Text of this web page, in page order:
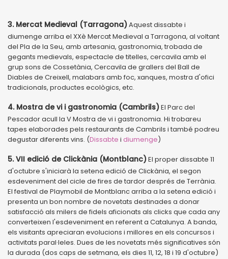
3. Mercat Medieval (Tarragona)Aquest dissabte i
diumenge arriba el XXè Mercat Medieval a Tarragona, al voltant
del Pla de la Seu, amb artesania, gastronomia, trobada de
gegants medievals, espectacle de titelles, cercavila amb el
grup sons de Cossetània, Cercavila de grallers del Ball de
Diables de Creixell, malabars amb foc, xanques, mostra d'ofici
tradicionals, productes ecològics, etc.
4. Mostra de vi i gastronomia (Cambrils)El Parc del
Pescador acull la V Mostra de vi i gastronomia. Hi trobareu
tapes elaborades pels restaurants de Cambrils i també podreu
degustar diferents vins. (Dissabte i diumenge)
5. VII edició de Clickània (Montblanc)El proper dissabte 11
d'octubre s'iniciarà la setena edició de Clickània, el segon
esdeveniment del cicle de fires de tardor després de Terrània.
El festival de Playmobil de Montblanc arriba a la setena edició i
presenta un bon nombre de novetats destinades a donar
satisfacció als milers de fidels aficionats als clicks que cada any
converteixen l'esdeveniment en referent a Catalunya. A banda,
els visitants apreciaran evolucions i millores en els concursos i
activitats paral·leles. Dues de les novetats més significatives són
la durada (dos caps de setmana, els dies 11, 12, 18 i 19 d'octubre)